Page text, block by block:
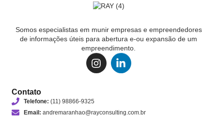
Somos especialistas em munir empresas e empreendedores
de informações úteis para abertura e-ou expansão de um
empreendimento.
Contato
Telefone: (11) 98866-9325
Email: andremaranhao@rayconsulting.com.br